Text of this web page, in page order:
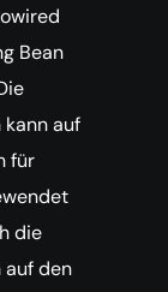
Bean
auf
für
die
auf den